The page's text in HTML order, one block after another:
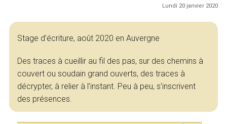
Lundi 20 janvier 2020
Stage d’écriture, août 2020 en Auvergne
Des traces à cueillir au fil des pas, sur des chemins à
couvert ou soudain grand ouverts, des traces à
décrypter, à relier à l’instant. Peu à peu, s’inscrivent
des présences.